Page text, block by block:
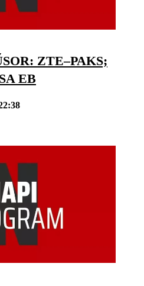
ZTE–PAKS;
EB